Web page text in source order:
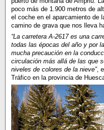
poco más de 1.900 metros de
el coche en el aparcamiento de
camino de grava que nos lleva
“La carretera A-2617 es una
todas las épocas del año y por
mucha precaución en la
circulación más allá de las que
niveles de colores de la nieve”,
Tráfico en la provincia de